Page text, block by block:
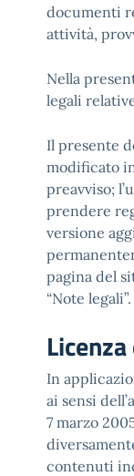
documenti
attività,
Nella
legali
Il presente
modificato
preavviso;
prendere
versione
pagina del
“Note legali”.
In
ai sensi
7 marzo
contenuti